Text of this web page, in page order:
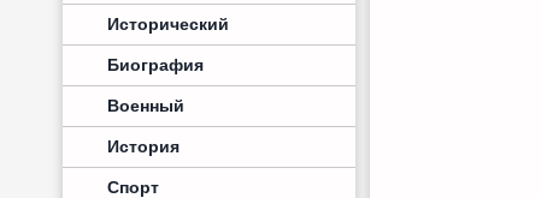
Исторический
Биография
Военный
История
Спорт